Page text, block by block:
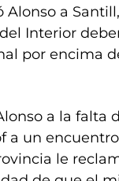
Alonso a
Interior
por encima
a la falta
a un
le